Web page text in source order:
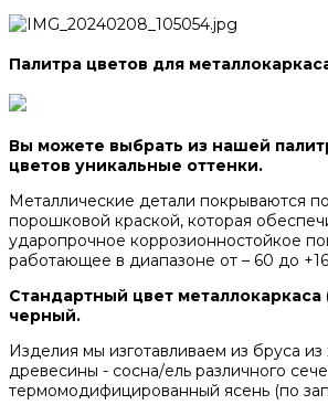
Палитра цветов для
Вы можете выбрать из нашей
цветов уникальные оттенки.
Металлические детали покрываются
порошковой краской, которая
ударопрочное коррозионностойкое
работающее в диапазоне от – 60 до
Стандартный цвет
черный.
Изделия мы изготавливаем из бруса
древесины - сосна/ель различного
термомодифицированный ясень (по